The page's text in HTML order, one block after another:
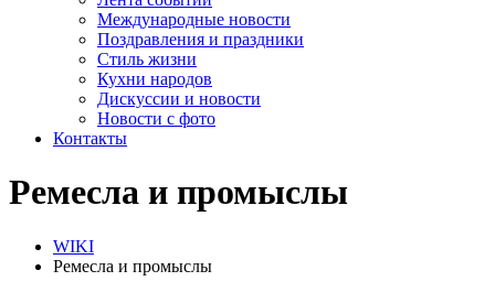
Международные новости
Поздравления и праздники
Cтиль жизни
Кухни народов
Дискуссии и новости
Новости с фото
Контакты
Ремесла и промыслы
WIKI
Ремесла и промыслы